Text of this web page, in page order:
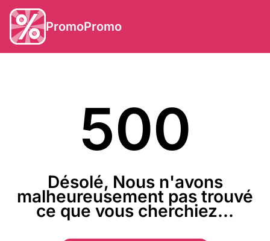
PromoPromo
500
Désolé, Nous n'avons
malheureusement pas trouvé
ce que vous cherchiez...